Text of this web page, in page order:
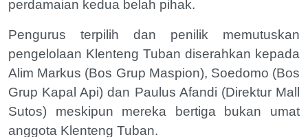
perdamaian kedua belah pihak.
Pengurus terpilih dan penilik memutuskan
pengelolaan Klenteng Tuban diserahkan kepada
Alim Markus (Bos Grup Maspion), Soedomo (Bos
Grup Kapal Api) dan Paulus Afandi (Direktur Mall
Sutos) meskipun mereka bertiga bukan umat
anggota Klenteng Tuban.